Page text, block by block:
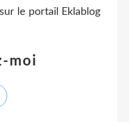
moi
sur le portail Eklablog